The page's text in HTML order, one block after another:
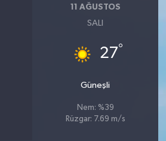
11 AĞUSTOS
SALI
27°
Güneşli
Nem: %39
Rüzgar: 7.69 m/s